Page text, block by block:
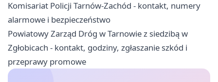
Komisariat Policji Tarnów-Zachód - kontakt, numery
alarmowe i bezpieczeństwo
Powiatowy Zarząd Dróg w Tarnowie z siedzibą w
Zgłobicach - kontakt, godziny, zgłaszanie szkód i
przeprawy promowe